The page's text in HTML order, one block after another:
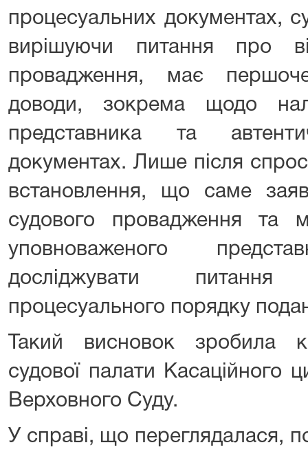
процесуальних документах,
вирішуючи питання про
провадження, має
доводи, зокрема щодо
представника та
документах. Лише після
встановлення, що саме
судового провадження та
уповноваженого
досліджувати
процесуального порядку
Такий висновок зробила
судової палати Касаційного
Верховного Суду.
У справі, що переглядалася,